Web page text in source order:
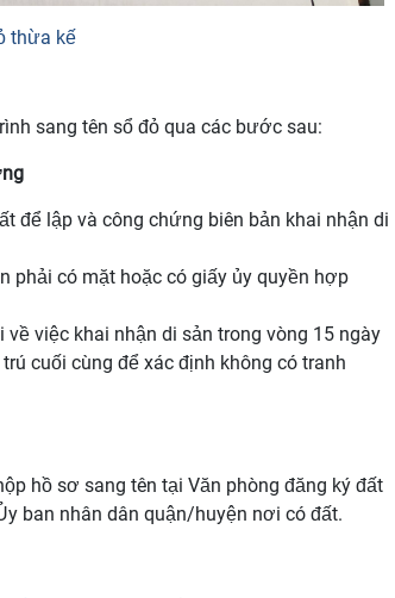
thừa kế
sang tên sổ đỏ qua các bước sau:
để lập và công chứng biên bản khai nhận di
phải có mặt hoặc có giấy ủy quyền hợp
việc khai nhận di sản trong vòng 15 ngày
cuối cùng để xác định không có tranh
hồ sơ sang tên tại Văn phòng đăng ký đất
ban nhân dân quận/huyện nơi có đất.